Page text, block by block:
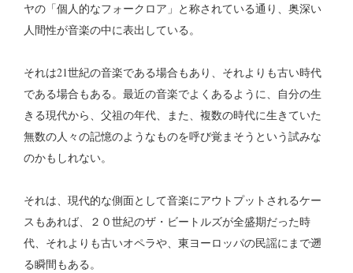
ヤの「個人的なフォークロア」と称されている通り、奥深い
人間性が音楽の中に表出している。
それは21世紀の音楽である場合もあり、それよりも古い時代
である場合もある。最近の音楽でよくあるように、自分の生
きる現代から、父祖の年代、また、複数の時代に生きていた
無数の人々の記憶のようなものを呼び覚まそうという試みな
のかもしれない。
それは、現代的な側面として音楽にアウトプットされるケー
スもあれば、２０世紀のザ・ビートルズが全盛期だった時
代、それよりも古いオペラや、東ヨーロッパの民謡にまで遡
る瞬間もある。